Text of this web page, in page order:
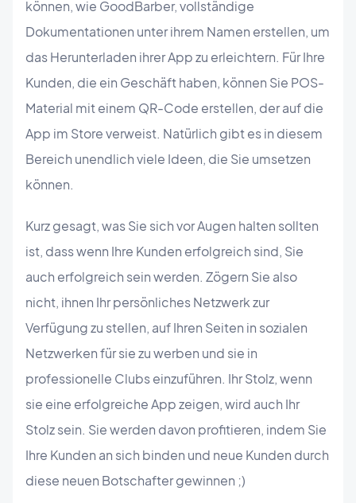
können, wie GoodBarber, vollständige
Dokumentationen unter ihrem Namen erstellen, um
das Herunterladen ihrer App zu erleichtern. Für Ihre
Kunden, die ein Geschäft haben, können Sie POS-
Material mit einem QR-Code erstellen, der auf die
App im Store verweist. Natürlich gibt es in diesem
Bereich unendlich viele Ideen, die Sie umsetzen
können.
Kurz gesagt, was Sie sich vor Augen halten sollten
ist, dass wenn Ihre Kunden erfolgreich sind, Sie
auch erfolgreich sein werden. Zögern Sie also
nicht, ihnen Ihr persönliches Netzwerk zur
Verfügung zu stellen, auf Ihren Seiten in sozialen
Netzwerken für sie zu werben und sie in
professionelle Clubs einzuführen. Ihr Stolz, wenn
sie eine erfolgreiche App zeigen, wird auch Ihr
Stolz sein. Sie werden davon profitieren, indem Sie
Ihre Kunden an sich binden und neue Kunden durch
diese neuen Botschafter gewinnen ;)